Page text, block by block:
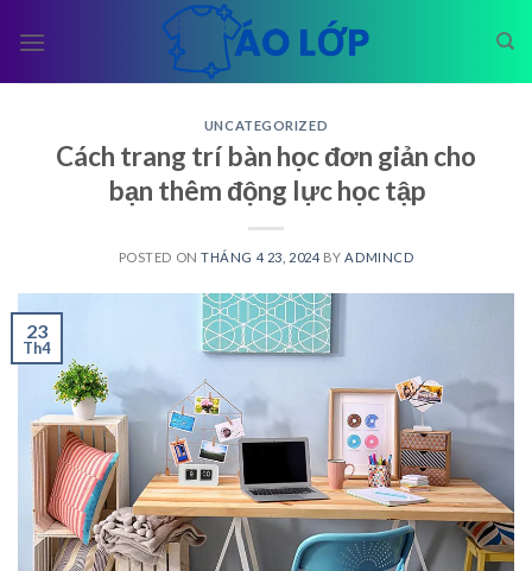
UNCATEGORIZED
Cách trang trí bàn học đơn giản cho
bạn thêm động lực học tập
POSTED ONTHÁNG 4 23, 2024 BY ADMINCD
23
Th4